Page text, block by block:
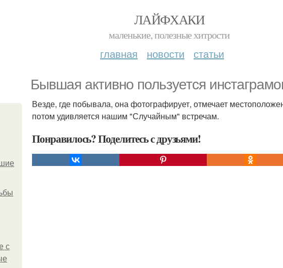
ЛАЙФХАКИ
маленькие, полезные хитрости
главная новости статьи
Бывшая активно пользуется
с
Везде, где побывала, она фотографирует, отмечает
потом удивляется нашим "Случайным" встречам.
Понравилось? Поделитесь с друзьями!